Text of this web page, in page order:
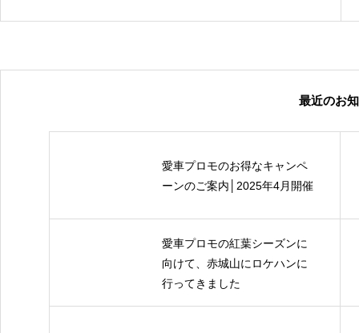
最近のお
愛車プロモのお得なキャンペ
ーンのご案内│2025年4月開催
愛車プロモの紅葉シーズンに
向けて、赤城山にロケハンに
行ってきました